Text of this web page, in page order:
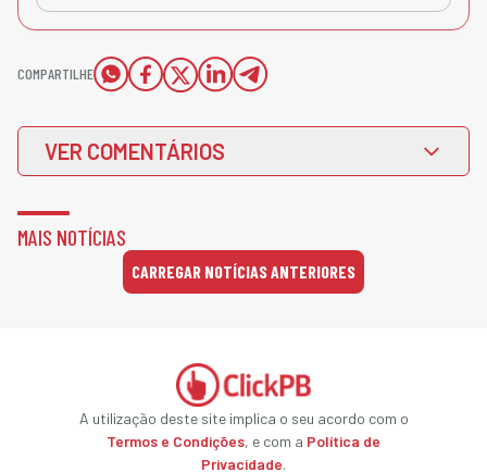
COMPARTILHE
VER COMENTÁRIOS
MAIS NOTÍCIAS
CARREGAR NOTÍCIAS ANTERIORES
A utilização deste site implica o seu acordo com o
Termos e Condições, e com a Política de
Privacidade.